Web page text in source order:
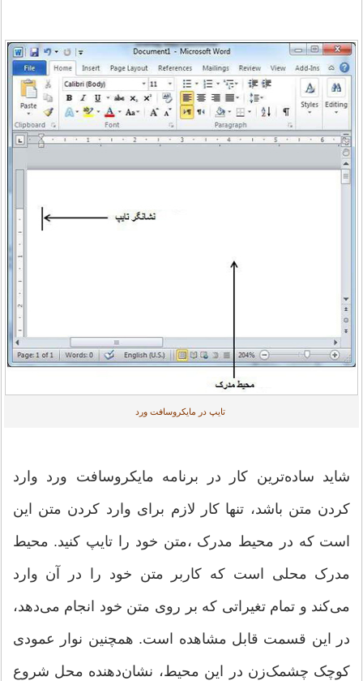
تایپ در مایکروسافت ورد
شاید ساده‌ترین کار در برنامه مایکروسافت ورد وارد
کردن متن باشد، تنها کار لازم برای وارد کردن متن این
است که در محیط مدرک ،متن خود را تایپ کنید. محیط
مدرک محلی است که کاربر متن خود را در آن وارد
می‌کند و تمام تغیراتی که بر روی متن خود انجام می‌دهد،
در این قسمت قابل مشاهده است. همچنین نوار عمودی
کوچک چشمک‌زن در این محیط، نشان‌دهنده محل شروع